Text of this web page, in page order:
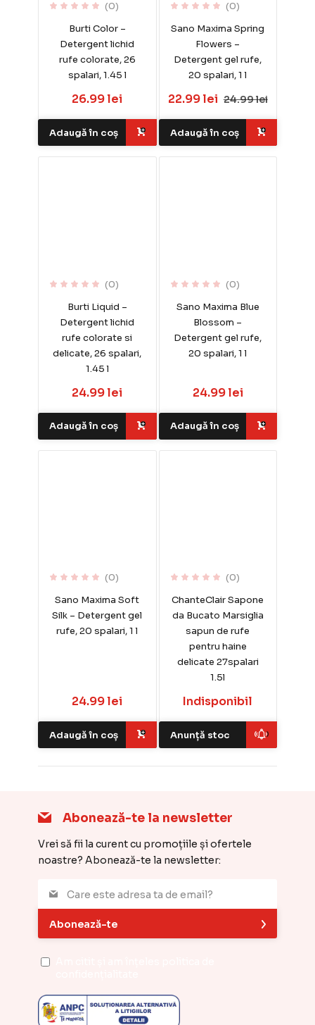
(0)
Burti Color –
Detergent lichid
rufe colorate, 26
spalari, 1.45 l
26.99 lei
Adaugă în coș
(0)
Sano Maxima Spring
Flowers –
Detergent gel rufe,
20 spalari, 1 l
22.99 lei 24.99 lei
Adaugă în coș
(0)
Burti Liquid –
Detergent lichid
rufe colorate si
delicate, 26 spalari,
1.45 l
24.99 lei
Adaugă în coș
(0)
Sano Maxima Blue
Blossom –
Detergent gel rufe,
20 spalari, 1 l
24.99 lei
Adaugă în coș
(0)
Sano Maxima Soft
Silk – Detergent gel
rufe, 20 spalari, 1 l
24.99 lei
Adaugă în coș
(0)
ChanteClair Sapone
da Bucato Marsiglia
sapun de rufe
pentru haine
delicate 27spalari
1.5l
Indisponibil
Anunță stoc
Abonează-te la newsletter
Vrei să fii la curent cu promoțiile și ofertele
noastre? Abonează-te la newsletter:
Abonează-te